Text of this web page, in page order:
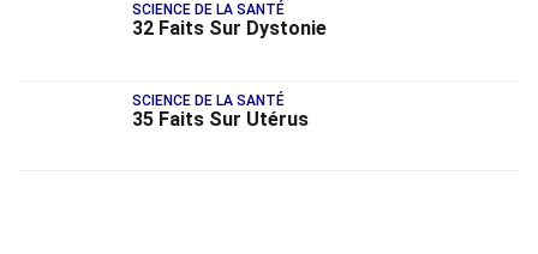
SCIENCE DE LA SANTÉ
32 Faits Sur Dystonie
SCIENCE DE LA SANTÉ
35 Faits Sur Utérus